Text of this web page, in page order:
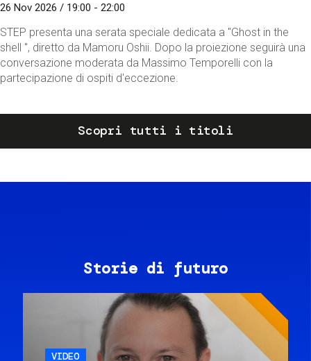
26 Nov 2026 / 19:00 - 22:00
STEP presenta una serata speciale dedicata a "Ghost in the
shell ", diretto da Mamoru Oshii. Dopo la proiezione seguirà una
conversazione moderata da Massimo Temporelli con la
partecipazione di ospiti d'eccezione.
Scopri tutti i titoli
Storie di futuro
VIDEO